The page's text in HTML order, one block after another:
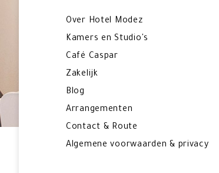
Over Hotel Modez
Kamers en Studio's
Café Caspar
Zakelijk
Blog
Arrangementen
Contact & Route
Algemene voorwaarden & privacy